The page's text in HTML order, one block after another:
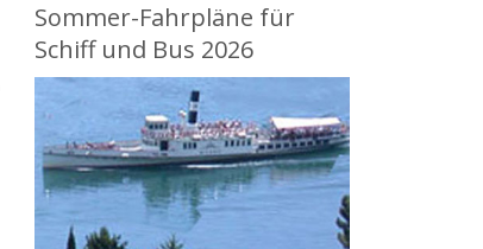
Sommer-Fahrpläne für
Schiff und Bus 2026